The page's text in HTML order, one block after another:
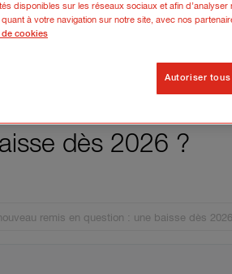
auto-
dès 2026 ?
remis en question : une baisse dès
disponibles sur les réseaux sociaux et afin d’analyser
à votre navigation sur notre site, avec nos
de cookies
Autoriser